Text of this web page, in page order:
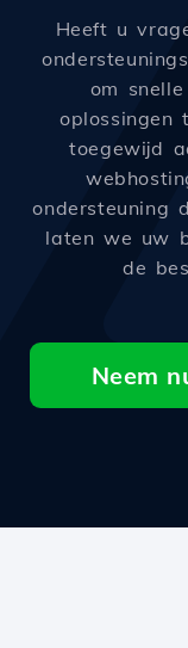
Heeft u
om
oplossingen
toegewijd
ondersteuning
laten we uw
de
Neem